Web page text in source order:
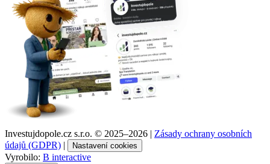
Investujdopole.cz s.r.o. © 2025–2026 | Zásady ochrany osobních
údajů (GDPR) | Nastavení cookies
Vyrobilo: B interactive